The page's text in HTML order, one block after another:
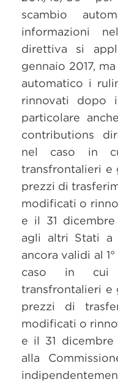
scambio
informazioni
direttiva si
gennaio 2017,
automatico i
rinnovati dopo
particolare
contributions
nel caso in
transfrontalieri e
prezzi di
modificati o
e il 31 dicembre
agli altri Stati a
ancora validi al
caso in cui
transfrontalieri e
prezzi di
modificati o
e il 31 dicembre
alla